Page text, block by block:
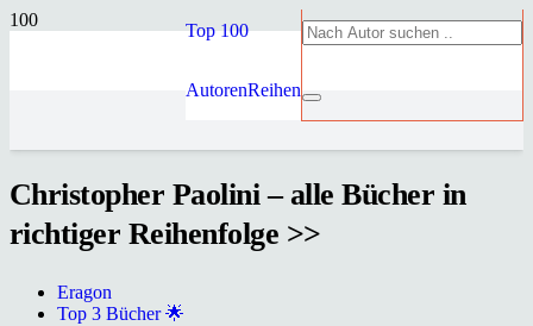
Top 100
AutorenReihen
Christopher Paolini – alle Bücher in
richtiger Reihenfolge >>
Eragon
Top 3 Bücher 🌟